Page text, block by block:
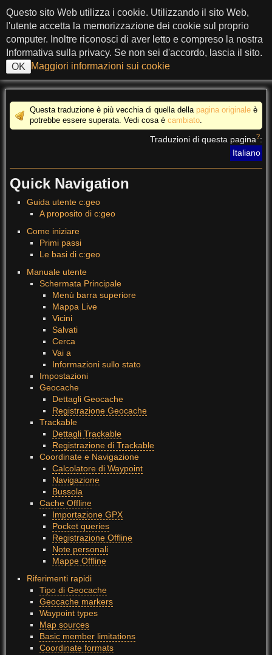
salta al contenuto
c:geo User Guide
>
Questa traduzione è più vecchia di quella della pagina originale è
potrebbe essere superata. Vedi cosa è cambiato
Traduzioni di questa pagina?:
Italiano
Quick Navigation
Guida utente c:geo
A proposito di c:geo
Come iniziare
Primi passi
Le basi di c:geo
Manuale utente
Schermata Principale
Menù barra superiore
Mappa Live
Vicini
Salvati
Cerca
Vai a
Informazioni sullo stato
Impostazioni
Geocache
Dettagli Geocache
Registrazione Geocache
Trackable
Dettagli Trackable
Registrazione di Trackable
Coordinate e Navigazione
Calcolatore di Waypoint
Navigazione
Bussola
Cache Offline
Importazione GPX
Pocket queries
Registrazione Offline
Note personali
Mappe Offline
Riferimenti rapidi
Tipo di Geocache
Geocache markers
Waypoint types
Map sources
Basic member limitations
Coordinate formats
Questo sito Web utilizza i cookie. Utilizzando il sito Web,
l'utente accetta la memorizzazione dei cookie sul proprio
computer. Inoltre riconosci di aver letto e compreso la nostra
Informativa sulla privacy. Se non sei d'accordo, lascia il sito.
OK
Maggiori informazioni sui cookie